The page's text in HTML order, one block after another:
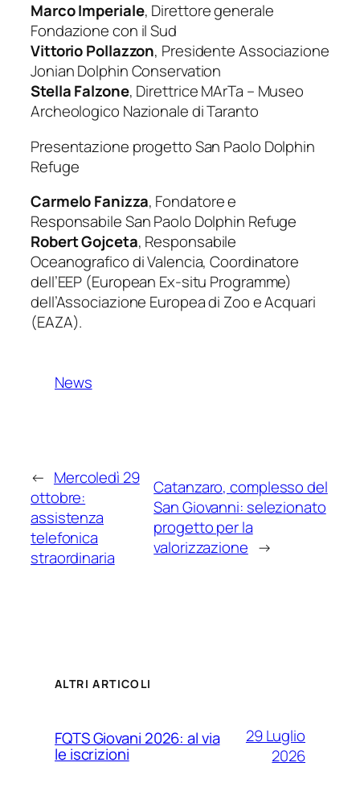
Marco Imperiale, Direttore generale
Fondazione con il Sud
Vittorio Pollazzon, Presidente Associazione
Jonian Dolphin Conservation
Stella Falzone, Direttrice MArTa – Museo
Archeologico Nazionale di Taranto
Presentazione progetto San Paolo Dolphin
Refuge
Carmelo Fanizza, Fondatore e
Responsabile San Paolo Dolphin Refuge
Robert Gojceta, Responsabile
Oceanografico di Valencia, Coordinatore
dell’EEP (European Ex-situ Programme)
dell’Associazione Europea di Zoo e Acquari
(EAZA).
News
← Mercoledì 29
ottobre:
assistenza
telefonica
straordinaria
Catanzaro, complesso del
San Giovanni: selezionato
progetto per la
valorizzazione →
ALTRI ARTICOLI
FQTS Giovani 2026: al via
le iscrizioni
29 Luglio
2026